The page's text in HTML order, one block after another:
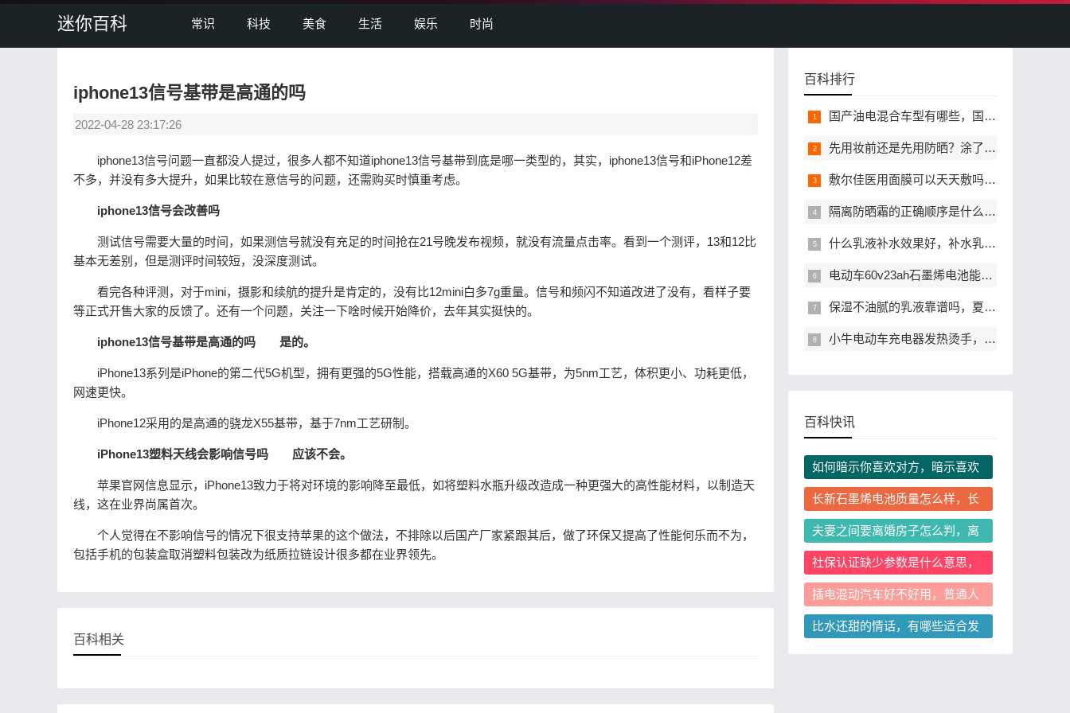
迷你百科 常识 科技 美食 生活 娱乐 时尚
iphone13信号基带是高通的吗
2022-04-28 23:17:26
iphone13信号问题一直都没人提过，很多人都不知道iphone13信号基带到底是哪一类型的，其实，iphone13信号和iPhone12差
不多，并没有多大提升，如果比较在意信号的问题，还需购买时慎重考虑。
iphone13信号会改善吗
测试信号需要大量的时间，如果测信号就没有充足的时间抢在21号晚发布视频，就没有流量点击率。看到一个测评，13和12比
基本无差别，但是测评时间较短，没深度测试。
看完各种评测，对于mini，摄影和续航的提升是肯定的，没有比12mini白多7g重量。信号和频闪不知道改进了没有，看样子要
等正式开售大家的反馈了。还有一个问题，关注一下啥时候开始降价，去年其实挺快的。
iphone13信号基带是高通的吗 是的。
iPhone13系列是iPhone的第二代5G机型，拥有更强的5G性能，搭载高通的X60 5G基带，为5nm工艺，体积更小、功耗更低，
网速更快。
iPhone12采用的是高通的骁龙X55基带，基于7nm工艺研制。
iPhone13塑料天线会影响信号吗 应该不会。
苹果官网信息显示，iPhone13致力于将对环境的影响降至最低，如将塑料水瓶升级改造成一种更强大的高性能材料，以制造天
线，这在业界尚属首次。
个人觉得在不影响信号的情况下很支持苹果的这个做法，不排除以后国产厂家紧跟其后，做了环保又提高了性能何乐而不为，
包括手机的包装盒取消塑料包装改为纸质拉链设计很多都在业界领先。
百科相关
百科排行
国产油电混合车型有哪些，国产油电混动高性价比值得选的有哪些
先用妆前还是先用防晒？涂了防晒还需要用妆前乳吗？
敷尔佳医用面膜可以天天敷吗？正确敷用频率是多少？
隔离防晒霜的正确顺序是什么，涂隔离和防晒需要间隔时间吗
什么乳液补水效果好，补水乳液怎么选才不踩雷？
电动车60v23ah石墨烯电池能跑多远，影响实际续航的因素有哪些
保湿不油腻的乳液靠谱吗，夏天有哪些值得入手？
小牛电动车充电器发热烫手，正常吗会不会存在安全风险？
百科快讯
如何暗示你喜欢对方，暗示喜欢
对方后怎么判断对方的心意
长新石墨烯电池质量怎么样，长
新石墨烯电池正常使用寿命有几
年
夫妻之间要离婚房子怎么判，离
婚房子判给一方后另一方不配合
过户怎么办？
社保认证缺少参数是什么意思，
社保认证显示缺少参数该怎么解
决
插电混动汽车好不好用，普通人
日常开值得入手吗
比水还甜的情话，有哪些适合发